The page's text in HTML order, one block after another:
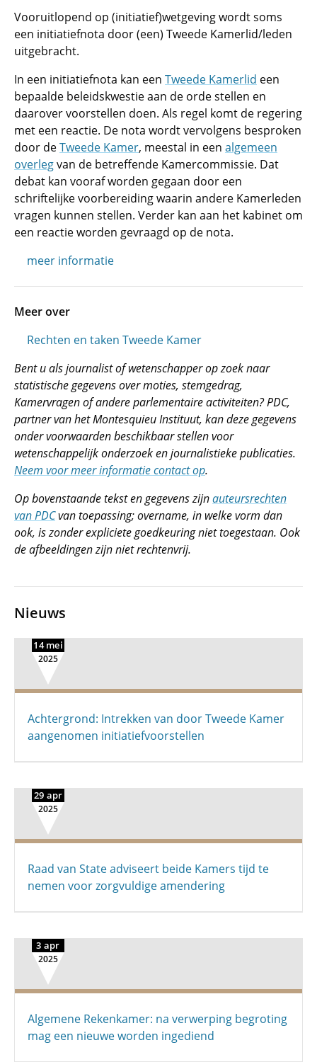
Vooruitlopend op (initiatief)wetgeving wordt soms
een initiatiefnota door (een) Tweede Kamerlid/leden
uitgebracht.
In een initiatiefnota kan een Tweede Kamerlid een
bepaalde beleidskwestie aan de orde stellen en
daarover voorstellen doen. Als regel komt de regering
met een reactie. De nota wordt vervolgens besproken
door deTweede Kamer, meestal in een algemeen
overlegvan de betreffende Kamercommissie. Dat
debat kan vooraf worden gegaan door een
schriftelijke voorbereiding waarin andere Kamerleden
vragen kunnen stellen. Verder kan aan het kabinet om
een reactie worden gevraagd op de nota.
meer informatie
Meer over
Rechten en taken Tweede Kamer
Bent u als journalist of wetenschapper op zoek naar
statistische gegevens over moties, stemgedrag,
Kamervragen of andere parlementaire activiteiten? PDC,
partner van het Montesquieu Instituut, kan deze gegevens
onder voorwaarden beschikbaar stellen voor
wetenschappelijk onderzoek en journalistieke publicaties.
Neem voor meer informatie contact op.
Op bovenstaande tekst en gegevens zijnauteursrechten
van PDCvan toepassing; overname, in welke vorm dan
ook, is zonder expliciete goedkeuring niet toegestaan. Ook
de afbeeldingen zijn niet rechtenvrij.
Nieuws
14 mei
2025
Achtergrond: Intrekken van door Tweede Kamer
aangenomen initiatiefvoorstellen
29 apr
2025
Raad van State adviseert beide Kamers tijd te
nemen voor zorgvuldige amendering
3 apr
2025
Algemene Rekenkamer: na verwerping begroting
mag een nieuwe worden ingediend